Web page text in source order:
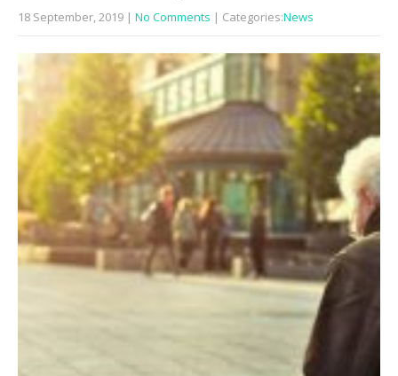
18 September, 2019 | No Comments | Categories:News